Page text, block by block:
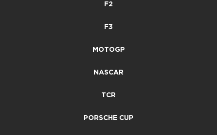
F2
F3
MOTOGP
NASCAR
TCR
PORSCHE CUP